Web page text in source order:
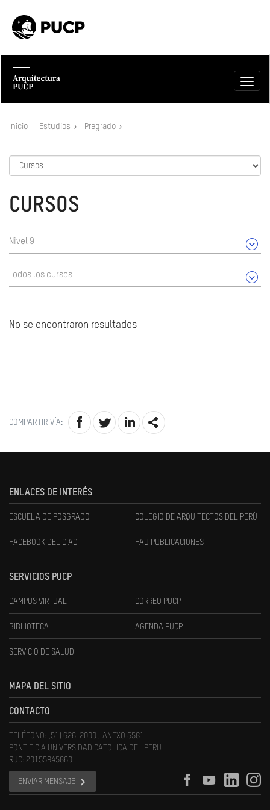
Inicio Estudios Pregrado
CURSOS
Nivel 9
Todos los cursos
No se encontraron resultados
COMPARTIR VÍA:
ENLACES DE INTERÉS
ESCUELA DE POSGRADO COLEGIO DE ARQUITECTOS DEL PERÚ
FACEBOOK DEL CIAC FAU PUBLICACIONES
SERVICIOS PUCP
CAMPUS VIRTUAL CORREO PUCP
BIBLIOTECA AGENDA PUCP
SERVICIO DE SALUD
MAPA DEL SITIO
CONTACTO
TELÉFONO: (51) 626-2000 , ANEXO 5581
PONTIFICIA UNIVERSIDAD CATOLICA DEL PERU
RUC: 20155945860
ENVIAR MENSAJE